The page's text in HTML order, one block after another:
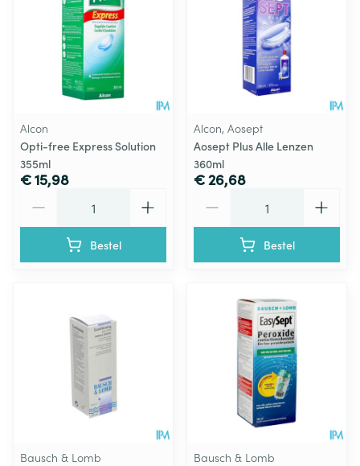
Alcon
Opti-free Express Solution
355ml
€ 15,98
Bestel
Alcon, Aosept
Aosept Plus Alle Lenzen
360ml
€ 26,68
Bestel
Bausch & Lomb
Bausch & Lomb